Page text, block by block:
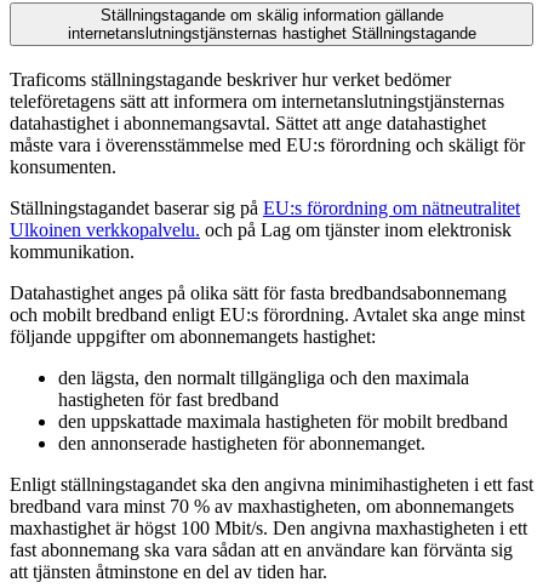
Ställningstagande om skälig information gällande
internetanslutningstjänsternas hastighet Ställningstagande
Traficoms ställningstagande beskriver hur verket bedömer
teleföretagens sätt att informera om internetanslutningstjänsternas
datahastighet i abonnemangsavtal. Sättet att ange datahastighet
måste vara i överensstämmelse med EU:s förordning och skäligt för
konsumenten.
Ställningstagandet baserar sig på EU:s förordning om nätneutralitet
Ulkoinen verkkopalvelu. och på Lag om tjänster inom elektronisk
kommunikation.
Datahastighet anges på olika sätt för fasta bredbandsabonnemang
och mobilt bredband enligt EU:s förordning. Avtalet ska ange minst
följande uppgifter om abonnemangets hastighet:
den lägsta, den normalt tillgängliga och den maximala
hastigheten för fast bredband
den uppskattade maximala hastigheten för mobilt bredband
den annonserade hastigheten för abonnemanget.
Enligt ställningstagandet ska den angivna minimihastigheten i ett fast
bredband vara minst 70 % av maxhastigheten, om abonnemangets
maxhastighet är högst 100 Mbit/s. Den angivna maxhastigheten i ett
fast abonnemang ska vara sådan att en användare kan förvänta sig
att tjänsten åtminstone en del av tiden har.